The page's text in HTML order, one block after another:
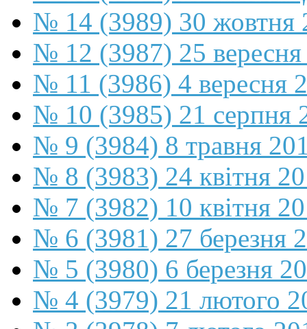
№ 14 (3989) 30 жовтня
№ 12 (3987) 25
№ 11 (3986) 4 вересня
№ 10 (3985) 21 серпня
№ 9 (3984) 8 травня
№ 8 (3983) 24 квітня
№ 7 (3982) 10 квітня
№ 6 (3981) 27 березня
№ 5 (3980) 6 березня
№ 4 (3979) 21 лютого